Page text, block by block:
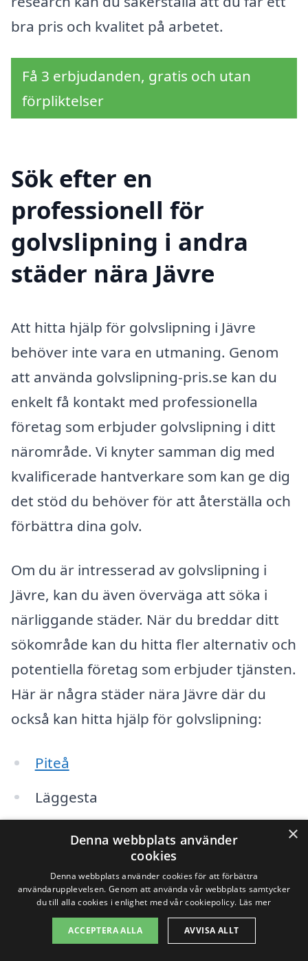
bra pris och kvalitet på arbetet.
Få 3 erbjudanden, gratis och utan
förpliktelser
Sök efter en
professionell för
golvslipning i andra
städer nära Jävre
Att hitta hjälp för golvslipning i Jävre
behöver inte vara en utmaning. Genom
att använda golvslipning-pris.se kan du
enkelt få kontakt med professionella
företag som erbjuder golvslipning i ditt
närområde. Vi knyter samman dig med
kvalificerade hantverkare som kan ge dig
det stöd du behöver för att återställa och
förbättra dina golv.
Om du är intresserad av golvslipning i
Jävre, kan du även överväga att söka i
närliggande städer. När du breddar ditt
sökområde kan du hitta fler alternativ och
potentiella företag som erbjuder tjänsten.
Här är några städer nära Jävre där du
också kan hitta hjälp för golvslipning:
Piteå
Läggesta
Älvsbyn
Happaranda
Boden
×
Denna webbplats använder
cookies
Denna webbplats använder cookies för att förbättra
användarupplevelsen. Genom att använda vår webbplats samtycker
du till alla cookies i enlighet med vår cookiepolicy. Läs mer
ACCEPTERA ALLA AVVISA ALLT